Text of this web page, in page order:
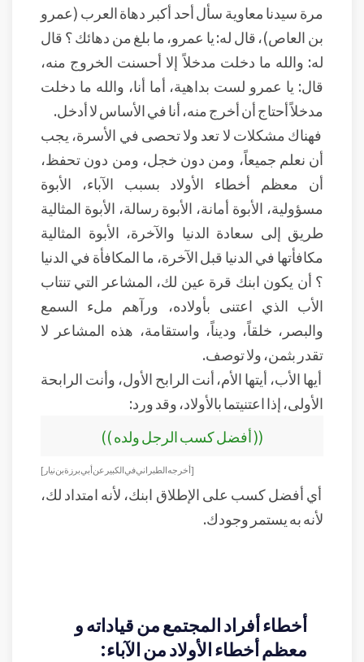
مرة سيدنا معاوية سأل أحد أكبر دهاة العرب (عمرو
بن العاص)، قال له: يا عمرو، ما بلغ من دهائك ؟ قال
له: والله ما دخلت مدخلاً إلا أحسنت الخروج منه،
قال: يا عمرو لست بداهية، أما أنا، والله ما دخلت
مدخلاً أحتاج أن أخرج منه، أنا في الأساس لا أدخل.
فهناك مشكلات لا تعد ولا تحصى في الأسرة، يجب
أن نعلم جميعاً، ومن دون خجل، ومن دون تحفظ،
أن معظم أخطاء الأولاد بسبب الآباء، الأبوة
مسؤولية، الأبوة أمانة، الأبوة رسالة، الأبوة المثالية
طريق إلى سعادة الدنيا والآخرة، الأبوة المثالية
مكافأتها في الدنيا قبل الآخرة، ما المكافأة في الدنيا
؟ أن يكون ابنك قرة عين لك، المشاعر التي تنتاب
الأب الذي اعتنى بأولاده، ورآهم ملء السمع
والبصر، خلقاً، وديناً، واستقامة، هذه المشاعر لا
تقدر بثمن، ولا توصف.
أيها الأب، أيتها الأم، أنت الرابح الأول، وأنت الرابحة
الأولى، إذا اعتنيتما بالأولاد، وقد ورد:
(( أفضل كسب الرجل ولده ))
[ أخرجه الطبراني في الكبير عن أبي برزة بن نيار ]
أي أفضل كسب على الإطلاق ابنك، لأنه امتداد لك،
لأنه به يستمر وجودك.
أخطاء أفراد المجتمع من قياداته و
معظم أخطاء الأولاد من الآباء: